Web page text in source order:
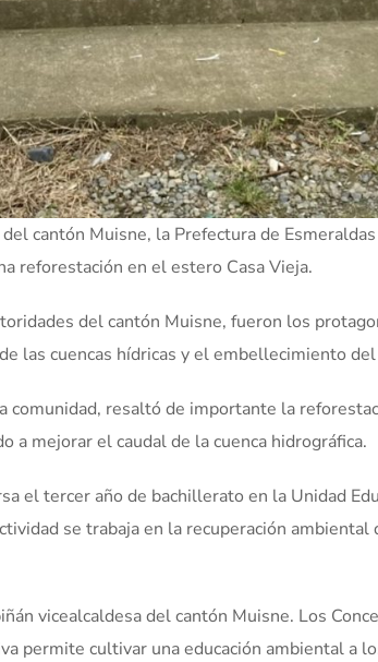
cantón Muisne, la Prefectura de
reforestación en el estero Casa Vieja.
del cantón Muisne, fueron los
las cuencas hídricas y el embellecimiento
comunidad, resaltó de importante la
a mejorar el caudal de la cuenca hidrográfica.
el tercer año de bachillerato en la Unidad
se trabaja en la recuperación
vicealcaldesa del cantón Muisne. Los
permite cultivar una educación ambiental a